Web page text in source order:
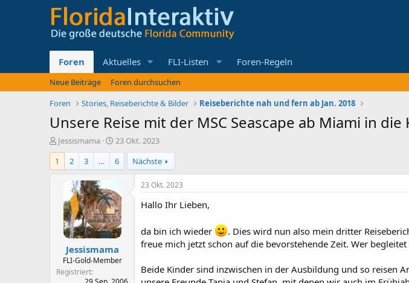
Foren Aktuelles FLI-Listen Foren-Regeln
Neue Beiträge
Foren durchsuchen
Foren
Stories, Reiseberichte & Bilder Reiseberichte nah und fern ab Jan. 2018
Unsere Reise mit der MSC Seascape ab Miami in die
E
r
s
t
Jessismama
E
r
s
t
l
l
t
a
m
23 Okt. 2023
1
2 3 … 6 Nächste
Jessismama
FLI-Gold-Member
Registriert
23 Okt. 2023
Hallo Ihr Lieben,
da bin ich wieder
. Dies wird nun also mein dritter
freue mich jetzt schon auf die bevorstehende Zeit. Wer begleitet
Beide Kinder sind inzwischen in der Ausbildung und so reisen